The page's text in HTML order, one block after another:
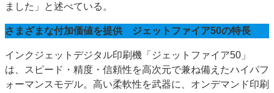
ました」と述べている。
さまざまな付加価値を提供 ジェットファイア50の特長
インクジェットデジタル印刷機「ジェットファイア50」
は、スピード・精度・信頼性を高次元で兼ね備えたハイパフ
ォーマンスモデル。高い柔軟性を武器に、オンデマンド印刷